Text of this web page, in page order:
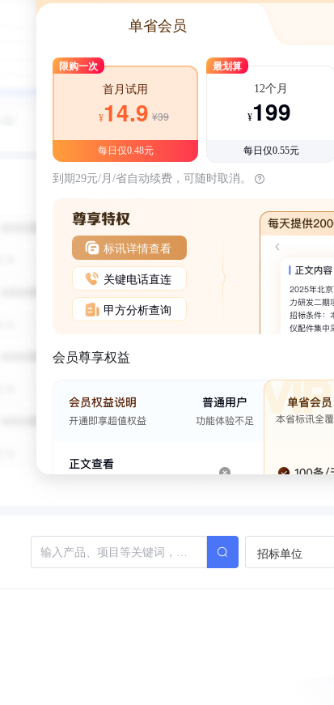
单省会员
限购一次
首月试用
¥14.9 ¥39
每日仅0.48元
最划算
12个月
¥199
每日仅0.55元
到期29元/月/省自动续费，可随时取消。
标讯详情查看
关键电话直连
甲方分析查询
会员尊享权益
招标单位